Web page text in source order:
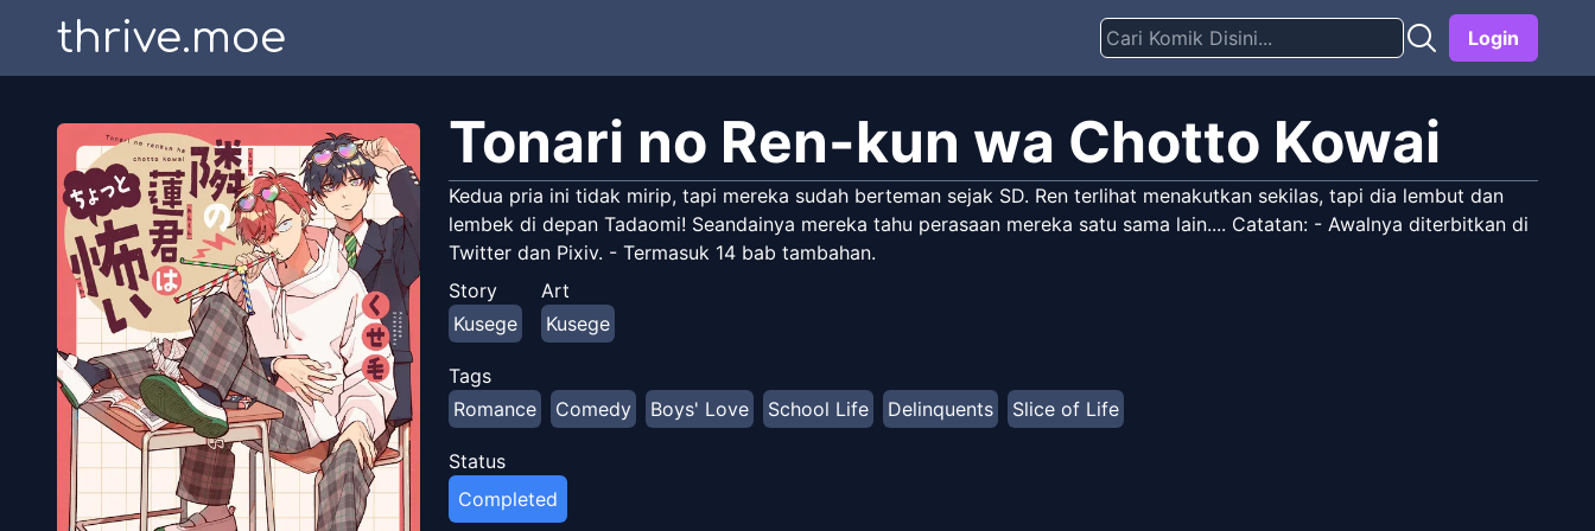
thrive.moe Login
Tonari no Ren-kun wa Chotto Kowai
Kedua pria ini tidak mirip, tapi mereka sudah berteman sejak SD. Ren terlihat menakutkan sekilas, tapi dia lembut dan
lembek di depan Tadaomi! Seandainya mereka tahu perasaan mereka satu sama lain.... Catatan: - Awalnya diterbitkan di
Twitter dan Pixiv. - Termasuk 14 bab tambahan.
Story
Kusege
Art
Kusege
Tags
Romance
Comedy Boys' Love School Life Delinquents Slice of Life
Status
Completed